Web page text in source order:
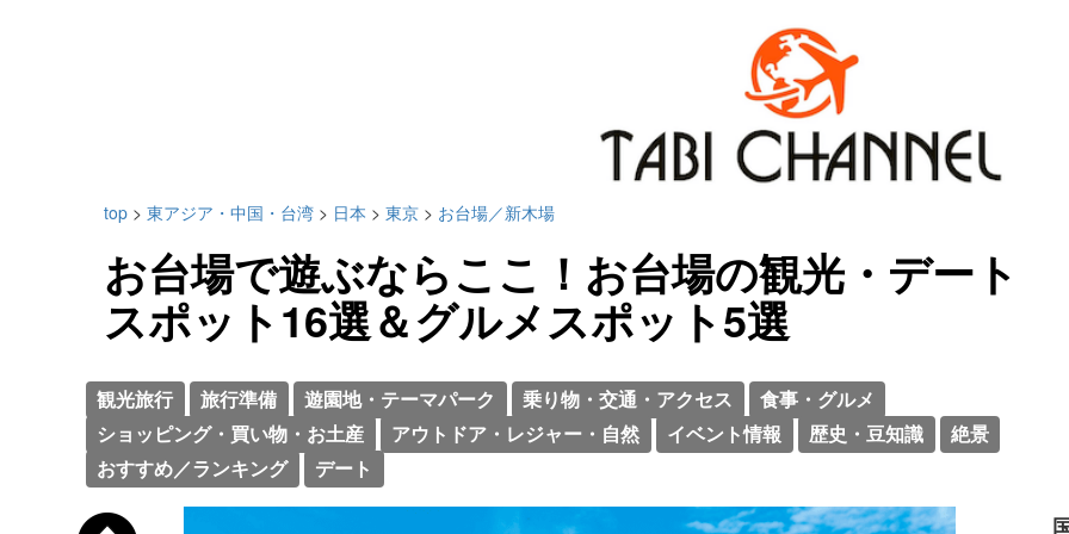
top > 東アジア・中国・台湾 > 日本 > 東京 > お台場／新木場
お台場で遊ぶならここ！お台場の観光・デート
スポット16選＆グルメスポット5選
観光旅行 旅行準備 遊園地・テーマパーク 乗り物・交通・アクセス
食事・グルメ
ショッピング・買い物・お土産
アウトドア・レジャー・自然 イベント情報 歴史・豆知識
絶景
おすすめ／ランキング
デート